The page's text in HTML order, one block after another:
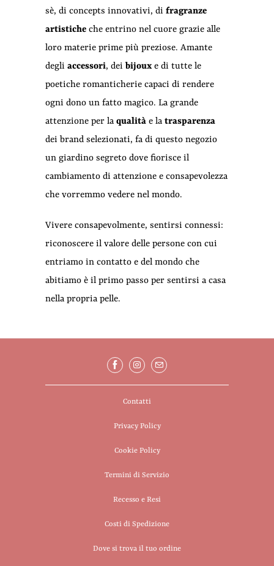
sè, di concepts innovativi, di fragranze
artistiche che entrino nel cuore grazie alle
loro materie prime più preziose. Amante
degli accessori, dei bijouxe di tutte le
poetiche romanticherie capaci di rendere
ogni dono un fatto magico. La grande
attenzione per la qualità e la trasparenza
dei brand selezionati, fa di questo negozio
un giardino segreto dove fiorisce il
cambiamento di attenzione e consapevolezza
che vorremmo vedere nel mondo.
Vivere consapevolmente, sentirsi connessi:
riconoscere il valore delle persone con cui
entriamo in contatto e del mondo che
abitiamo è il primo passo per sentirsi a casa
nella propria pelle.
Contatti
Privacy Policy
Cookie Policy
Termini di Servizio
Recesso e Resi
Costi di Spedizione
Dove si trova il tuo ordine